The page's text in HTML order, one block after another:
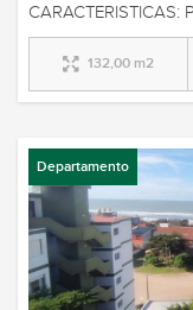
132,00 m2
Departamento